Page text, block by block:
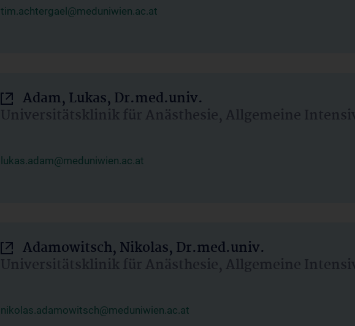
tim.achtergael@meduniwien.ac.at
Adam, Lukas, Dr.med.univ.
Universitätsklinik für Anästhesie, Allgemeine
lukas.adam@meduniwien.ac.at
Adamowitsch, Nikolas, Dr.med.univ.
Universitätsklinik für Anästhesie, Allgemeine
nikolas.adamowitsch@meduniwien.ac.at